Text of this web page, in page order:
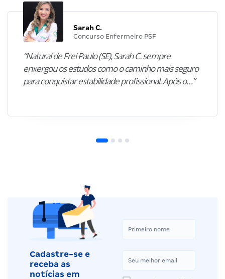
Sarah C.
Concurso Enfermeiro PSF
“Natural de Frei Paulo (SE), Sarah C. sempre
enxergou os estudos como o caminho mais seguro
para conquistar estabilidade profissional. Após o…”
Cadastre-se e
receba as
notícias em